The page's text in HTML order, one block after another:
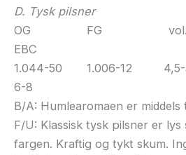
D. Tysk pilsner
OG FG
EBC
1.044-50 1.006-12
6-8
B/A: Humlearomaen er middels
F/U: Klassisk tysk pilsner er
fargen. Kraftig og tykt skum.